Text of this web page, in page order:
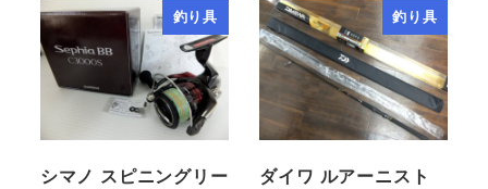
釣り具
シマノ スピニングリー
釣り具
ダイワ ルアーニスト